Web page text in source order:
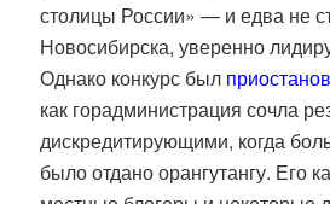
столицы России» — и едва не
Новосибирска, уверенно
Однако конкурс был
как горадминистрация сочла
дискредитирующими, когда
было отдано орангутангу. Его